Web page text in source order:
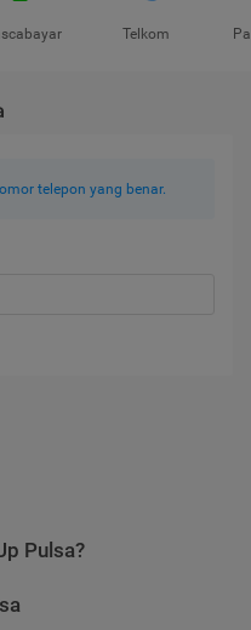
Telkom
telepon yang benar.
Pulsa?